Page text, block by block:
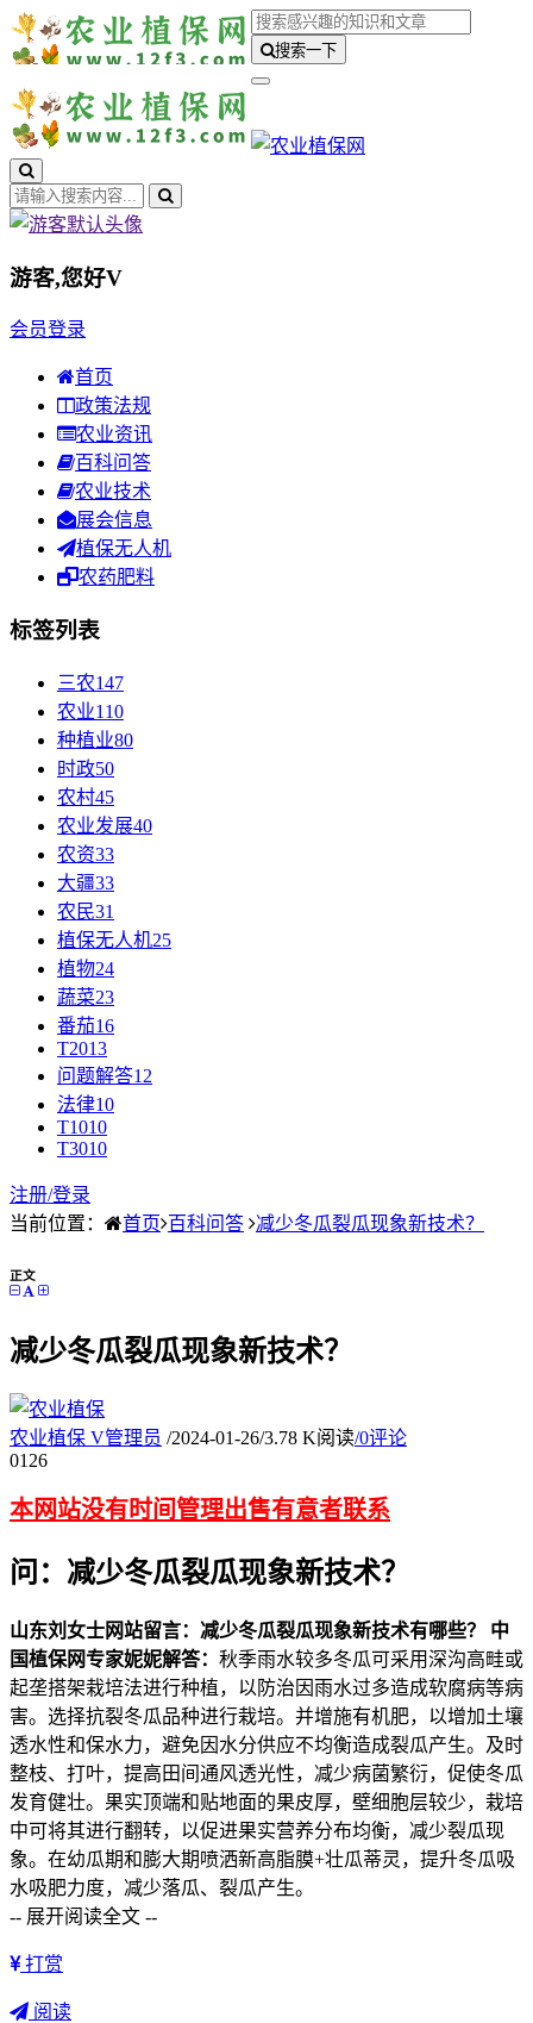
搜索一下
游客,您好V
会员登录
首页
政策法规
农业资讯
百科问答
农业技术
展会信息
植保无人机
农药肥料
标签列表
三农147
农业110
种植业80
时政50
农村45
农业发展40
农资33
大疆33
农民31
植保无人机25
植物24
蔬菜23
番茄16
T2013
问题解答12
法律10
T1010
T3010
注册/登录
当前位置：
首页 百科问答 减少冬瓜裂瓜现象新技术？
正文
减少冬瓜裂瓜现象新技术？
农业植保 V管理员 /2024-01-26/3.78 K阅读/0评论
01 26
本网站没有时间管理出售有意者联系
问：减少冬瓜裂瓜现象新技术？
山东刘女士网站留言：减少冬瓜裂瓜现象新技术有哪些？
中
国植保网专家妮妮解答： 秋季雨水较多冬瓜可采用深沟高畦或
起垄搭架栽培法进行种植，以防治因雨水过多造成软腐病等病
害。选择抗裂冬瓜品种进行栽培。并增施有机肥，以增加土壤
透水性和保水力，避免因水分供应不均衡造成裂瓜产生。及时
整枝、打叶，提高田间通风透光性，减少病菌繁衍，促使冬瓜
发育健壮。果实顶端和贴地面的果皮厚，壁细胞层较少，栽培
中可将其进行翻转，以促进果实营养分布均衡，减少裂瓜现
象。在幼瓜期和膨大期喷洒新高脂膜+壮瓜蒂灵，提升冬瓜吸
水吸肥力度，减少落瓜、裂瓜产生。
-- 展开阅读全文 --
打赏
阅读